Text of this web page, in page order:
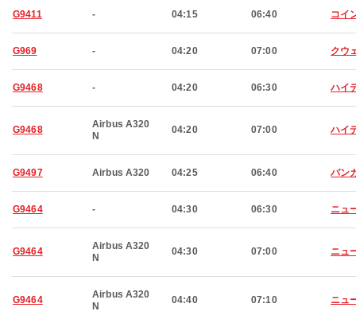
G9411 - 04:15 06:40 コイ
G969 - 04:20 07:00 クウ
G9468 - 04:20 06:30 ハイ
G9468
Airbus A320
N
04:20 07:00 ハイ
G9497 Airbus A320 04:25 06:40 バン
G9464 - 04:30 06:30 ニュ
G9464
Airbus A320
N
04:30 07:00 ニュ
G9464
Airbus A320
N
04:40 07:10 ニュ